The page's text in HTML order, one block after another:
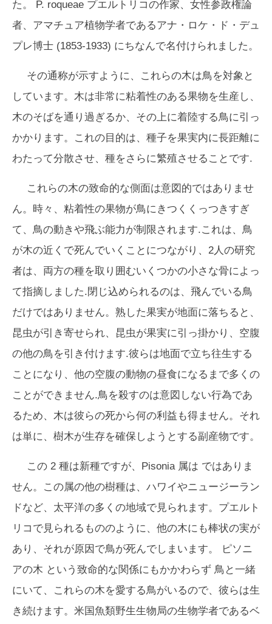
た。 P. roqueae プエルトリコの作家、女性参政権論
者、アマチュア植物学者であるアナ・ロケ・ド・デュ
プレ博士 (1853-1933) にちなんで名付けられました。
その通称が示すように、これらの木は鳥を対象と
しています。木は非常に粘着性のある果物を生産し、
木のそばを通り過ぎるか、その上に着陸する鳥に引っ
かかります。これの目的は、種子を果実内に長距離に
わたって分散させ、種をさらに繁殖させることです.
これらの木の致命的な側面は意図的ではありませ
ん。時々、粘着性の果物が鳥にきつくくっつきすぎ
て、鳥の動きや飛ぶ能力が制限されます.これは、鳥
が木の近くで死んでいくことにつながり、2人の研究
者は、両方の種を取り囲むいくつかの小さな骨によっ
て指摘しました.閉じ込められるのは、飛んでいる鳥
だけではありません。熟した果実が地面に落ちると、
昆虫が引き寄せられ、昆虫が果実に引っ掛かり、空腹
の他の鳥を引き付けます.彼らは地面で立ち往生する
ことになり、他の空腹の動物の昼食になるまで多くの
ことができません.鳥を殺すのは意図しない行為であ
るため、木は彼らの死から何の利益も得ません。それ
は単に、樹木が生存を確保しようとする副産物です。
この 2 種は新種ですが、 Pisonia属は ではありま
せん。この属の他の樹種は、ハワイやニュージーラン
ドなど、太平洋の多くの地域で見られます。プエルト
リコで見られるもののように、他の木にも棒状の実が
あり、それが原因で鳥が死んでしまいます。
ピソニ
アの木 という致命的な関係にもかかわらず 鳥と一緒
にいて、これらの木を愛する鳥がいるので、彼らは生
き続けます。米国魚類野生生物局の生物学者であるベ